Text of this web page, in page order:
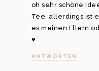
oh sehr schöne
Tee, allerdings ist
es meinen Eltern
♥
ANTWORTEN